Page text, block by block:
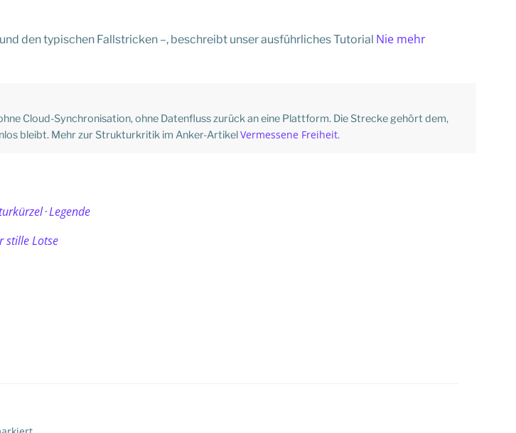
den typischen Fallstricken –, beschreibt unser ausführliches Tutorial Nie mehr
Cloud-Synchronisation, ohne Datenfluss zurück an eine Plattform. Die Strecke gehört dem,
bleibt. Mehr zur Strukturkritik im Anker-ArtikelVermessene Freiheit.
·Legende
stille Lotse